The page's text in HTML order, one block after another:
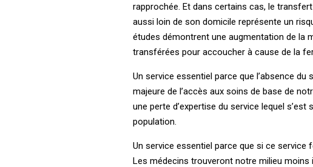
rapprochée. Et dans certains cas, le
aussi loin de son domicile représente un
études démontrent une augmentation de la
transférées pour accoucher à cause de la
Un service essentiel parce que l’absence
majeure de l’accès aux soins de base de
une perte d’expertise du service lequel
population.
Un service essentiel parce que si ce service
Les médecins trouveront notre milieu